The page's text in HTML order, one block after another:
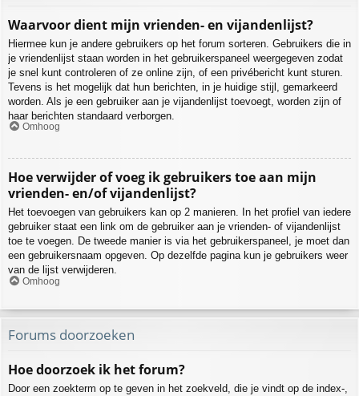
Waarvoor dient mijn vrienden- en vijandenlijst?
Hiermee kun je andere gebruikers op het forum sorteren. Gebruikers die in
je vriendenlijst staan worden in het gebruikerspaneel weergegeven zodat
je snel kunt controleren of ze online zijn, of een privébericht kunt sturen.
Tevens is het mogelijk dat hun berichten, in je huidige stijl, gemarkeerd
worden. Als je een gebruiker aan je vijandenlijst toevoegt, worden zijn of
haar berichten standaard verborgen.
Omhoog
Hoe verwijder of voeg ik gebruikers toe aan mijn
vrienden- en/of vijandenlijst?
Het toevoegen van gebruikers kan op 2 manieren. In het profiel van iedere
gebruiker staat een link om de gebruiker aan je vrienden- of vijandenlijst
toe te voegen. De tweede manier is via het gebruikerspaneel, je moet dan
een gebruikersnaam opgeven. Op dezelfde pagina kun je gebruikers weer
van de lijst verwijderen.
Omhoog
Forums doorzoeken
Hoe doorzoek ik het forum?
Door een zoekterm op te geven in het zoekveld, die je vindt op de index-,